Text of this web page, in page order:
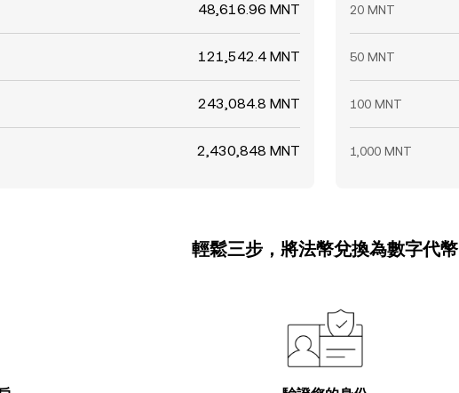
48,616.96 MNT
121,542.4 MNT
243,084.8 MNT
2,430,848 MNT
20 MNT
50 MNT
100 MNT
1,000 MNT
輕鬆三步，將法幣兌換為數字代幣